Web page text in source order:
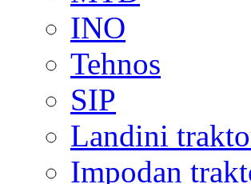
INO
Tehnos
SIP
Landini
Impodan